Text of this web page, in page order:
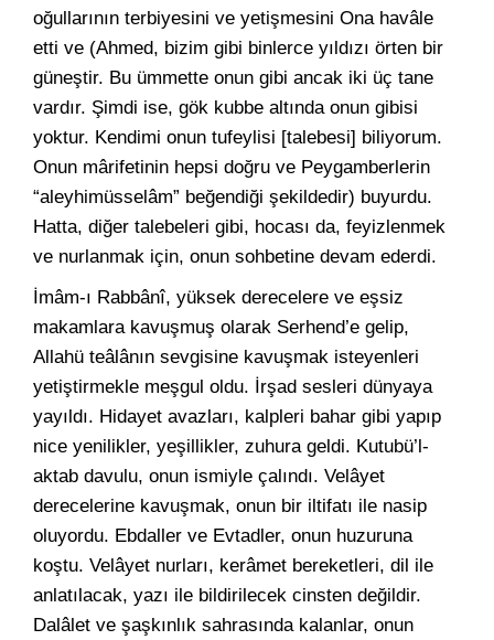
oğullarının terbiyesini ve yetişmesini Ona havâle
etti ve (Ahmed, bizim gibi binlerce yıldızı örten bir
güneştir. Bu ümmette onun gibi ancak iki üç tane
vardır. Şimdi ise, gök kubbe altında onun gibisi
yoktur. Kendimi onun tufeylisi [talebesi] biliyorum.
Onun mârifetinin hepsi doğru ve Peygamberlerin
“aleyhimüsselâm” beğendiği şekildedir) buyurdu.
Hatta, diğer talebeleri gibi, hocası da, feyizlenmek
ve nurlanmak için, onun sohbetine devam ederdi.
İmâm-ı Rabbânî, yüksek derecelere ve eşsiz
makamlara kavuşmuş olarak Serhend’e gelip,
Allahü teâlânın sevgisine kavuşmak isteyenleri
yetiştirmekle meşgul oldu. İrşad sesleri dünyaya
yayıldı. Hidayet avazları, kalpleri bahar gibi yapıp
nice yenilikler, yeşillikler, zuhura geldi. Kutubü’l-
aktab davulu, onun ismiyle çalındı. Velâyet
derecelerine kavuşmak, onun bir iltifatı ile nasip
oluyordu. Ebdaller ve Evtadler, onun huzuruna
koştu. Velâyet nurları, kerâmet bereketleri, dil ile
anlatılacak, yazı ile bildirilecek cinsten değildir.
Dalâlet ve şaşkınlık sahrasında kalanlar, onun